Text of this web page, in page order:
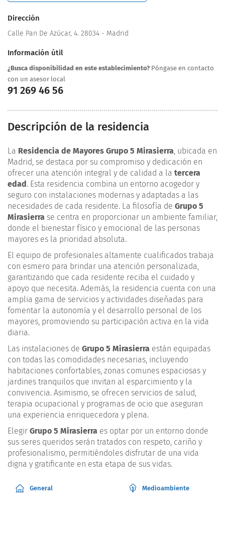
Dirección
Calle Pan De Azúcar, 4. 28034 - Madrid
Información útil
¿Busca disponibilidad en este establecimiento? Póngase en contacto
con un asesor local
91 269 46 56
Descripción de la residencia
La Residencia de Mayores Grupo 5 Mirasierra , ubicada en
Madrid, se destaca por su compromiso y dedicación en
ofrecer una atención integral y de calidad a la tercera
edad. Esta residencia combina un entorno acogedor y
seguro con instalaciones modernas y adaptadas a las
necesidades de cada residente. La filosofía de Grupo 5
Mirasierra se centra en proporcionar un ambiente familiar,
donde el bienestar físico y emocional de las personas
mayores es la prioridad absoluta.
El equipo de profesionales altamente cualificados trabaja
con esmero para brindar una atención personalizada,
garantizando que cada residente reciba el cuidado y
apoyo que necesita. Además, la residencia cuenta con una
amplia gama de servicios y actividades diseñadas para
fomentar la autonomía y el desarrollo personal de los
mayores, promoviendo su participación activa en la vida
diaria.
Las instalaciones de Grupo 5 Mirasierra están equipadas
con todas las comodidades necesarias, incluyendo
habitaciones confortables, zonas comunes espaciosas y
jardines tranquilos que invitan al esparcimiento y la
convivencia. Asimismo, se ofrecen servicios de salud,
terapia ocupacional y programas de ocio que aseguran
una experiencia enriquecedora y plena.
Elegir Grupo 5 Mirasierra es optar por un entorno donde
sus seres queridos serán tratados con respeto, cariño y
profesionalismo, permitiéndoles disfrutar de una vida
digna y gratificante en esta etapa de sus vidas.
General Medioambiente